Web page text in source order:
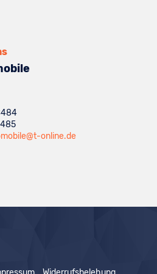
online.de